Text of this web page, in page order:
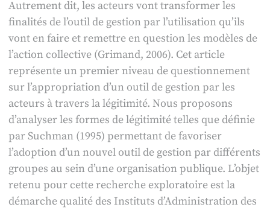
Autrement dit, les acteurs vont transformer les
finalités de l’outil de gestion par l’utilisation qu’ils
vont en faire et remettre en question les modèles de
l’action collective (Grimand, 2006). Cet article
représente un premier niveau de questionnement
sur l’appropriation d’un outil de gestion par les
acteurs à travers la légitimité. Nous proposons
d’analyser les formes de légitimité telles que définie
par Suchman (1995) permettant de favoriser
l’adoption d’un nouvel outil de gestion par différents
groupes au sein d’une organisation publique. L’objet
retenu pour cette recherche exploratoire est la
démarche qualité des Instituts d’Administration des